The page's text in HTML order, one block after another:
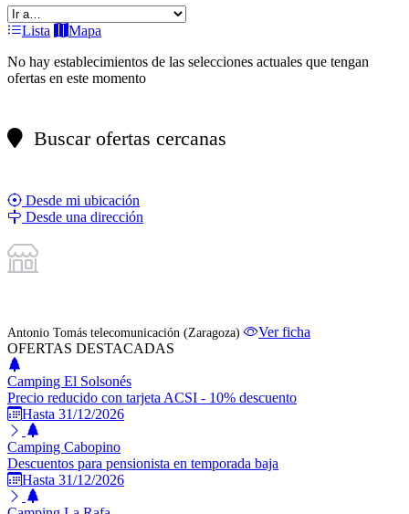
Lista
Mapa
No hay establecimientos de las selecciones actuales que tengan
ofertas en este momento
Buscar ofertas cercanas
Desde mi ubicación
Desde una dirección
Antonio Tomás telecomunicación (Zaragoza)
Ver ficha
OFERTAS DESTACADAS
Camping El Solsonés
Precio reducido con tarjeta ACSI - 10% descuento
Hasta 31/12/2026
Camping Cabopino
Descuentos para pensionista en temporada baja
Hasta 31/12/2026